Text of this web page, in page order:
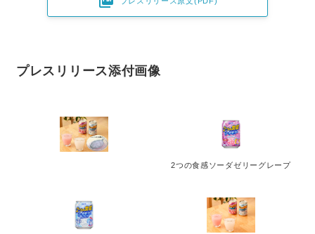
プレスリリース添付画像
2つの食感ソーダゼリーグレープ